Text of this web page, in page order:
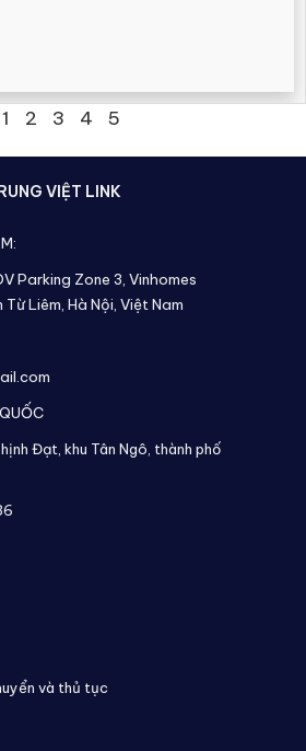
1 2 3 4 5
VIỆT LINK
Parking Zone 3, Vinhomes
Liêm, Hà Nội, Việt Nam
Đạt, khu Tân Ngô, thành phố
và thủ tục